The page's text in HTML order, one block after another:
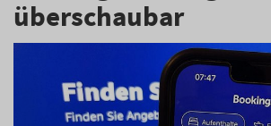
überschaubar